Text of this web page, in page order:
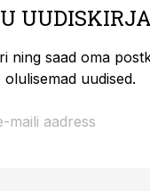
ning saad oma
olulisemad uudised.